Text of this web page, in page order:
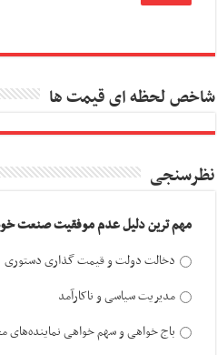
شاخص لحظه ای قیمت ها
نظرسنجی
مهم ترین دلیل عدم موفقیت صنعت
دخالت دولت و قیمت گذاری دستوری
مدیریت سیاسی و ناکارآمد
باج خواهی و سهم خواهی نماینده‌های